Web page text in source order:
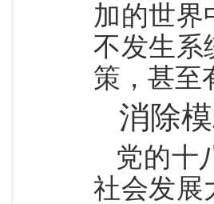
加的世界
不发生系
策，甚至
消除
党的十
社会发展